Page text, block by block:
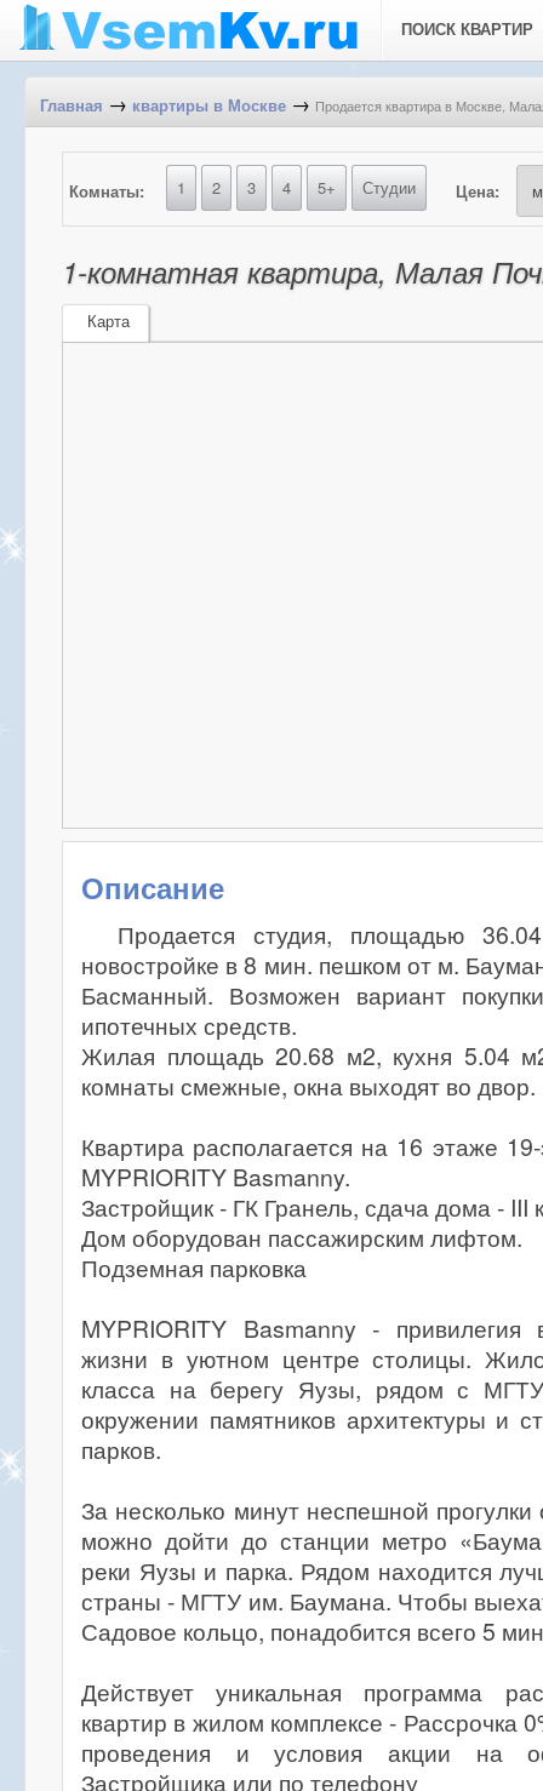
ПОИСК КВАРТИР
Главная → квартиры в Москве → Продается квартира в Москве,
Комнаты: 1 2 3 4 5+ Студии Цена:
1-комнатная квартира, Малая
Карта
Описание
Продается студия, площадью
новостройке в 8 мин. пешком от м.
Басманный. Возможен вариант
ипотечных средств.
Жилая площадь 20.68 м2, кухня 5.04
комнаты смежные, окна выходят во двор.
Квартира располагается на 16 этаже
MYPRIORITY Basmanny.
Застройщик - ГК Гранель, сдача дома - III
Дом оборудован пассажирским лифтом.
Подземная парковка
MYPRIORITY Basmanny - привилегия
жизни в уютном центре столицы.
класса на берегу Яузы, рядом с
окружении памятников архитектуры и
парков.
За несколько минут неспешной
можно дойти до станции метро
реки Яузы и парка. Рядом находится
страны - МГТУ им. Баумана. Чтобы
Садовое кольцо, понадобится всего 5
Действует уникальная программа
квартир в жилом комплексе - Рассрочка
проведения и условия акции на
Застройщика или по телефону